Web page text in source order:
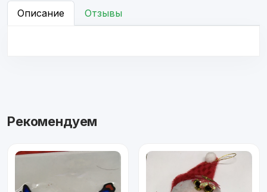
Описание Отзывы
Рекомендуем